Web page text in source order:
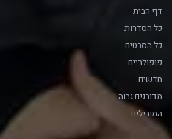
דף הבית
כל הסדרות
כל הסרטים
פופולריים
חדשים
מדורגים גבוה
המובילים